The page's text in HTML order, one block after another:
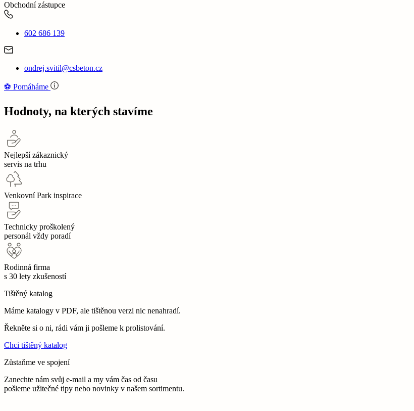
Obchodní zástupce
602 686 139
ondrej.svitil@csbeton.cz
⚽‍️️ Pomáháme
Hodnoty, na kterých stavíme
Nejlepší zákaznický
servis na trhu
Venkovní Park inspirace
Technicky proškolený
personál vždy poradí
Rodinná firma
s 30 lety zkušeností
Tištěný katalog
Máme katalogy v PDF, ale tištěnou verzi nic nenahradí.
Řekněte si o ni, rádi vám ji pošleme k prolistování.
Chci tištěný katalog
Zůstaňme ve spojení
Zanechte nám svůj e-mail a my vám čas od času
pošleme užitečné tipy nebo novinky v našem sortimentu.